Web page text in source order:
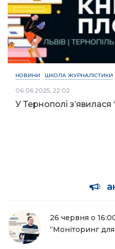
НОВИНИ ШКОЛА ЖУРНАЛІСТИКИ
06.06.2025, 22:02
У Тернополі
26 червня о
“Моніторинг